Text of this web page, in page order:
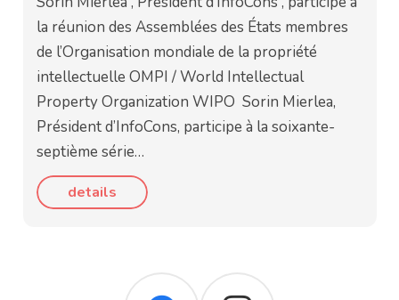
la réunion des Assemblées des États membres
de l’Organisation mondiale de la propriété
intellectuelle OMPI / World Intellectual
Property Organization WIPO Sorin Mierlea,
Président d’InfoCons, participe à la soixante-
septième série…
details